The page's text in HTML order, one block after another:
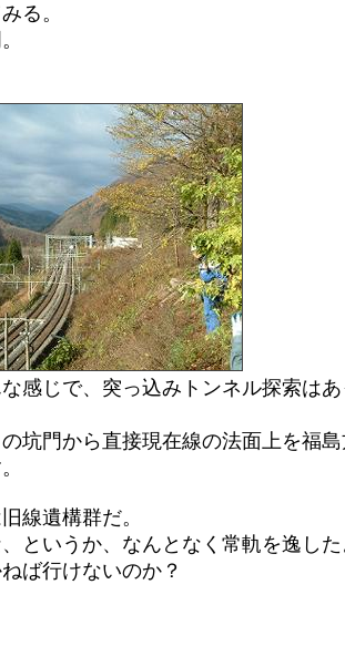
る。
感じで、突っ込みトンネル探索は
坑門から直接現在線の法面上を福
線遺構群だ。
というか、なんとなく常軌を逸し
ば行けないのか？